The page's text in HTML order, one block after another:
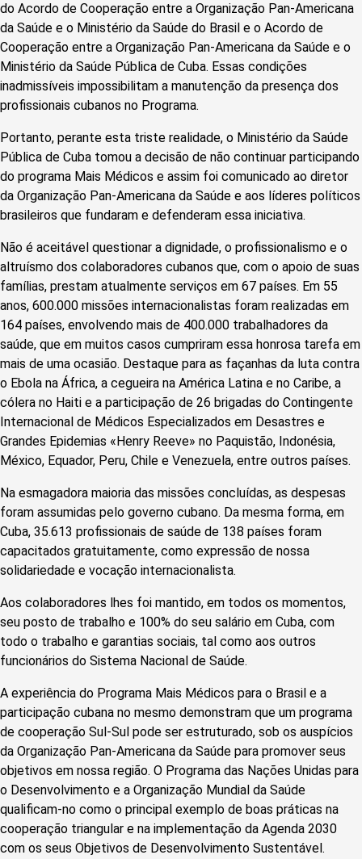
do Acordo de Cooperação entre a Organização Pan-Americana
da Saúde e o Ministério da Saúde do Brasil e o Acordo de
Cooperação entre a Organização Pan-Americana da Saúde e o
Ministério da Saúde Pública de Cuba. Essas condições
inadmissíveis impossibilitam a manutenção da presença dos
profissionais cubanos no Programa.
Portanto, perante esta triste realidade, o Ministério da Saúde
Pública de Cuba tomou a decisão de não continuar participando
do programa Mais Médicos e assim foi comunicado ao diretor
da Organização Pan-Americana da Saúde e aos líderes políticos
brasileiros que fundaram e defenderam essa iniciativa.
Não é aceitável questionar a dignidade, o profissionalismo e o
altruísmo dos colaboradores cubanos que, com o apoio de suas
famílias, prestam atualmente serviços em 67 países. Em 55
anos, 600.000 missões internacionalistas foram realizadas em
164 países, envolvendo mais de 400.000 trabalhadores da
saúde, que em muitos casos cumpriram essa honrosa tarefa em
mais de uma ocasião. Destaque para as façanhas da luta contra
o Ebola na África, a cegueira na América Latina e no Caribe, a
cólera no Haiti e a participação de 26 brigadas do Contingente
Internacional de Médicos Especializados em Desastres e
Grandes Epidemias «Henry Reeve» no Paquistão, Indonésia,
México, Equador, Peru, Chile e Venezuela, entre outros países.
Na esmagadora maioria das missões concluídas, as despesas
foram assumidas pelo governo cubano. Da mesma forma, em
Cuba, 35.613 profissionais de saúde de 138 países foram
capacitados gratuitamente, como expressão de nossa
solidariedade e vocação internacionalista.
Aos colaboradores lhes foi mantido, em todos os momentos,
seu posto de trabalho e 100% do seu salário em Cuba, com
todo o trabalho e garantias sociais, tal como aos outros
funcionários do Sistema Nacional de Saúde.
A experiência do Programa Mais Médicos para o Brasil e a
participação cubana no mesmo demonstram que um programa
de cooperação Sul-Sul pode ser estruturado, sob os auspícios
da Organização Pan-Americana da Saúde para promover seus
objetivos em nossa região. O Programa das Nações Unidas para
o Desenvolvimento e a Organização Mundial da Saúde
qualificam-no como o principal exemplo de boas práticas na
cooperação triangular e na implementação da Agenda 2030
com os seus Objetivos de Desenvolvimento Sustentável.